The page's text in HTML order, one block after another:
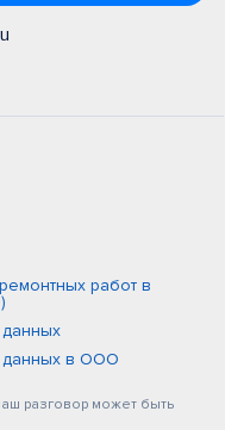
работ в
данных в ООО
разговор может быть